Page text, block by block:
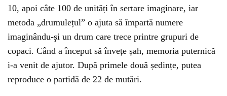
10, apoi câte 100 de unități în sertare imaginare, iar
metoda „drumulețul” o ajuta să împartă numere
imaginându-şi un drum care trece printre grupuri de
copaci. Când a început să învețe șah, memoria puternică
i-a venit de ajutor. După primele două ședințe, putea
reproduce o partidă de 22 de mutări.